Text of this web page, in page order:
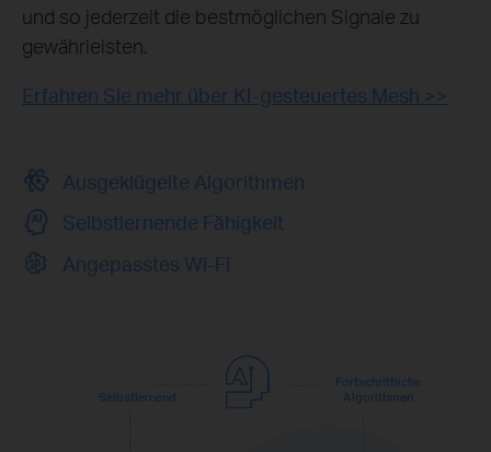
und so jederzeit die bestmöglichen Signale zu
gewährleisten.
Erfahren Sie mehr über KI‑gesteuertes Mesh >>
Ausgeklügelte Algorithmen
Selbstlernende Fähigkeit
Angepasstes Wi‑Fi
Selbstlernend
Fortschrittliche
Algorithmen